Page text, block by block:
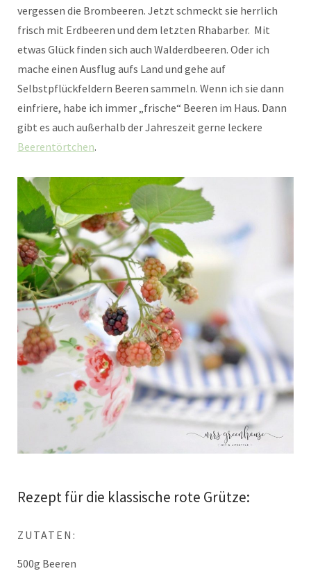
vergessen die Brombeeren. Jetzt schmeckt sie herrlich
frisch mit Erdbeeren und dem letzten Rhabarber. Mit
etwas Glück finden sich auch Walderdbeeren. Oder ich
mache einen Ausflug aufs Land und gehe auf
Selbstpflückfeldern Beeren sammeln. Wenn ich sie dann
einfriere, habe ich immer „frische“ Beeren im Haus. Dann
gibt es auch außerhalb der Jahreszeit gerne leckere
Beerentörtchen.
Rezept für die klassische rote Grütze:
ZUTATEN:
500g Beeren